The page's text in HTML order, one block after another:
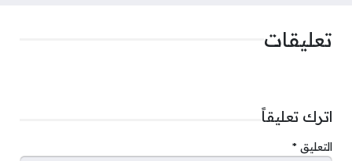
تعليقات
اترك تعليقاً
التعليق *